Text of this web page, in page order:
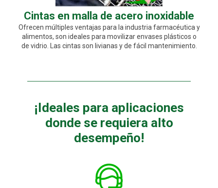
Cintas en malla de acero inoxidable
Ofrecen múltiples ventajas para la industria farmacéutica y
alimentos, son ideales para movilizar envases plásticos o
de vidrio. Las cintas son livianas y de fácil mantenimiento.
¡Ideales para aplicaciones
donde se requiera alto
desempeño!